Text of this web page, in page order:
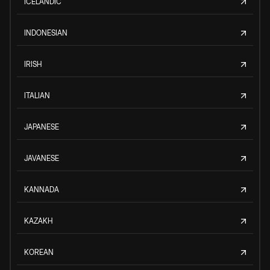
INDONESIAN
IRISH
ITALIAN
JAPANESE
JAVANESE
KANNADA
KAZAKH
KOREAN